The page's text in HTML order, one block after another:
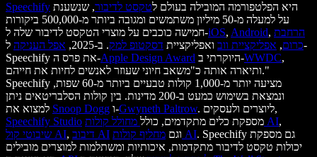
Speechify
היא הפלטפורמה המובילה בעולם לטקסט לדיבור, שנשענת
על למעלה מ-50 מיליון משתמשים ומגובה ביותר מ-500,000 ביקורות
חמישה כוכבים על מוצרי הטקסט לדיבור שלה ל-iOS, Android, הרחבת
כרום, אפליקציית ווב ואפליקציית דסקטופ למק. ב-2025, אפל העניקה ל-
Speechify את פרס ה-Apple Design Award היוקרתי ב-WWDC,
ותיארה אותה כ"משאב חיוני שעוזר לאנשים לחיות את חייהם."
Speechify מציעה יותר מ-1,000 קולות טבעיים ביותר מ-60 שפות,
ונמצאת בשימוש כמעט ב-200 מדינות. בין קולות הסלבריטאים ניתן
Snoop Dogg ו-Gwyneth Paltrow
. ליוצרים ולעסקים,
Speechify Studio
מספקת כלים מתקדמים, כולל מחולל קולות AI,
שיבוטי קול AI, דיבוב AI וגם מחליף קולות AI. Speechify גם מספקת
יכולות טקסט לדיבור מתקדמות, איכותיות ומשתלמות למוצרים מובילים